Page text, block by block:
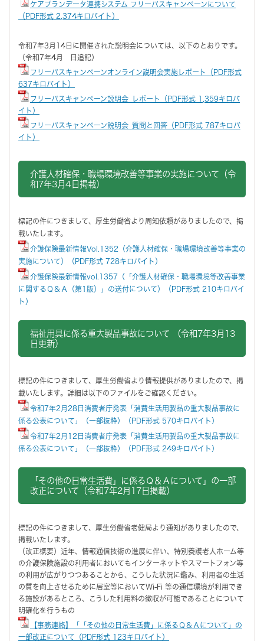
ケアプランデータ連携システム フリーパスキャンペーンについて
（PDF形式 2,374キロバイト）
令和7年3月14日に開催された説明会については、以下のとおりです。
（令和7年4月 日追記）
フリーパスキャンペーンオンライン説明会実施レポート（PDF形式
637キロバイト）
フリーパスキャンペーン説明会_レポート（PDF形式 1,359キロバ
イト）
フリーパスキャンペーン説明会_質問と回答（PDF形式 787キロバ
イト）
介護人材確保・職場環境改善等事業の実施について（令
和7年3月4日掲載）
標記の件につきまして、厚生労働省より周知依頼がありましたので、掲
載いたします。
介護保険最新情報Vol.1352（介護人材確保・職場環境改善等事業の
実施について）（PDF形式 728キロバイト）
介護保険最新情報vol.1357（「介護人材確保・職場環境等改善事業
に関するＱ＆Ａ（第1版）」の送付について）（PDF形式 210キロバイ
ト）
福祉用具に係る重大製品事故について （令和7年3月13
日更新）
標記の件につきまして、厚生労働省より情報提供がありましたので、掲
載いたします。詳細は以下のファイルをご確認ください。
令和7年2月28日消費者庁発表「消費生活用製品の重大製品事故に
係る公表について」（一部抜粋）（PDF形式 570キロバイト）
令和7年2月12日消費者庁発表「消費生活用製品の重大製品事故に
係る公表について」（一部抜粋）（PDF形式 249キロバイト）
「その他の日常生活費」に係るＱ＆Ａについて」の一部
改正について（令和7年2月17日掲載）
標記の件につきまして、厚生労働省老健局より通知がありましたので、
掲載いたします。
（改正概要）近年、情報通信技術の進展に伴い、特別養護老人ホーム等
の介護保険施設の利用者においてもインターネットやスマートフォン等
の利用が広がりつつあることから、こうした状況に鑑み、利用者の生活
の質を向上させるために居室等においてWi-Fi 等の通信環境が利用でき
る施設があるところ、こうした利用料の徴収が可能であることについて
明確化を行うもの
【事務連絡】「「その他の日常生活費」に係るＱ＆Ａについて」の
一部改正について（PDF形式 123キロバイト）